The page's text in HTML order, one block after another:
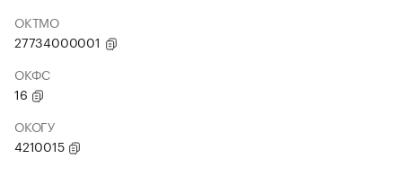
ОКТМО
27734000001
ОКФС
16
ОКОГУ
4210015